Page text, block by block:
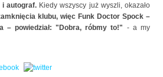
i autograf.Kiedy wszyscy już wyszli, okazało
klubu, więc Funk Doctor Spock –
– powiedział: "Dobra, róbmy to!" - a my